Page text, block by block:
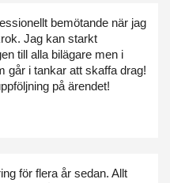
bemötande när jag
Jag kan starkt
till alla bilägare men i
går i tankar att skaffa drag!
på ärendet!
för flera år sedan. Allt